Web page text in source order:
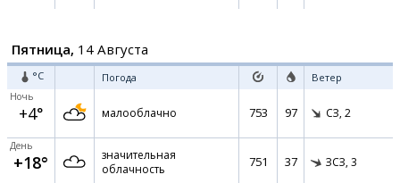
Пятница, 14 Августа
°C Погода Ветер
Ночь
+4° малооблачно 753 97 СЗ, 2
День
+18°
значительная
облачность
751 37 ЗСЗ, 3